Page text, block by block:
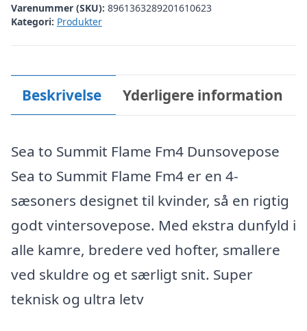
Varenummer (SKU): 8961363289201610623
Kategori: Produkter
Beskrivelse Yderligere information
Sea to Summit Flame Fm4 Dunsovepose
Sea to Summit Flame Fm4 er en 4-
sæsoners designet til kvinder, så en rigtig
godt vintersovepose. Med ekstra dunfyld i
alle kamre, bredere ved hofter, smallere
ved skuldre og et særligt snit. Super
teknisk og ultra letv